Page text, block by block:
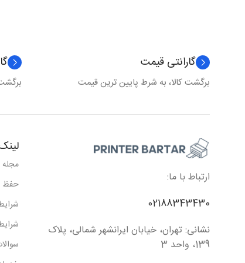
گارانتی قیمت
برگشت کالا، به شرط پایین ترین قیمت
ارتباط با ما:
02188343430
نشانی: تهران، خیابان ایرانشهر شمالی، پلاک
139، واحد 3
حفظ